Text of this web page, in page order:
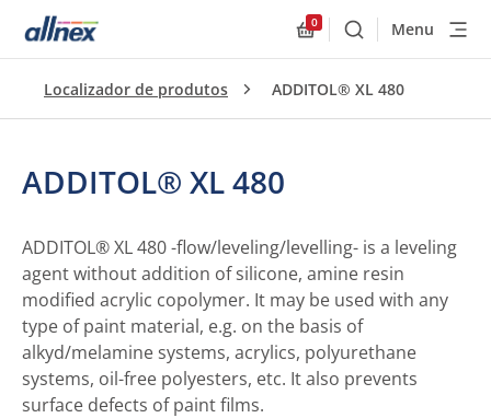
0
BuscarMenu
Localizador de produtos ADDITOL® XL 480
ADDITOL® XL 480
ADDITOL® XL 480 -flow/leveling/levelling- is a leveling
agent without addition of silicone, amine resin
modified acrylic copolymer. It may be used with any
type of paint material, e.g. on the basis of
alkyd/melamine systems, acrylics, polyurethane
systems, oil-free polyesters, etc. It also prevents
surface defects of paint films.